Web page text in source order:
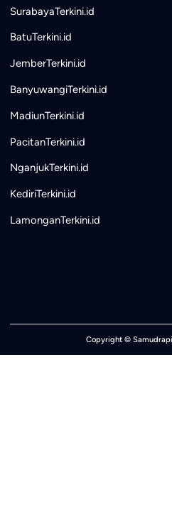
SurabayaTerkini.id
BatuTerkini.id
JemberTerkini.id
BanyuwangiTerkini.id
MadiunTerkini.id
PacitanTerkini.id
NganjukTerkini.id
KediriTerkini.id
LamonganTerkini.id
Copyright ©